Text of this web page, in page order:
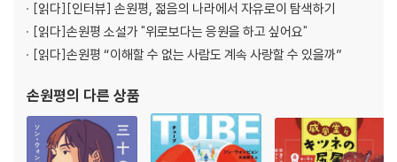
[읽다][인터뷰] 손원평, 젊음의 나라에서 자유로이 탐색하기
[읽다]손원평 소설가 "위로보다는 응원을 하고 싶어요"
[읽다]손원평 “이해할 수 없는 사람도 계속 사랑할 수 있을까”
손원평의 다른 상품